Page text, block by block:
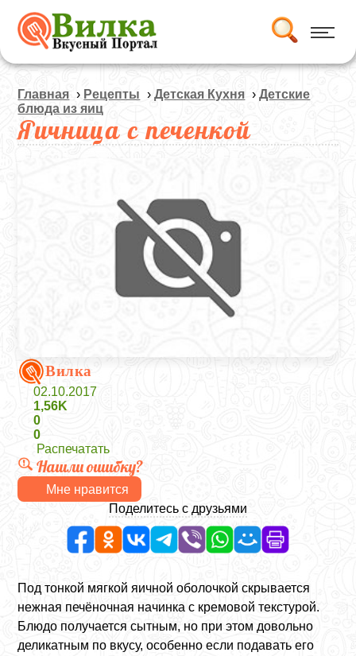
Главная › Рецепты ›Детская Кухня ›Детские
блюда из яиц
Яичница с печенкой
Вилка
02.10.2017
1,56K
0
0
Распечатать
Нашли ошибку?
Мне нравится
Поделитесь с друзьями
Под тонкой мягкой яичной оболочкой скрывается
нежная печёночная начинка с кремовой текстурой.
Блюдо получается сытным, но при этом довольно
деликатным по вкусу, особенно если подавать его